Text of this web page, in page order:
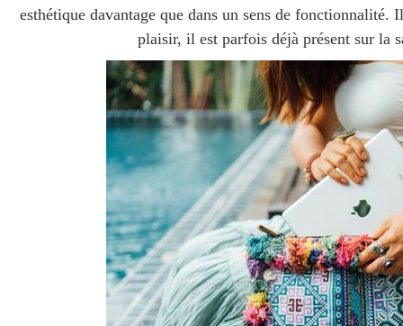
esthétique davantage que dans un sens de
plaisir, il est parfois déjà présent sur la